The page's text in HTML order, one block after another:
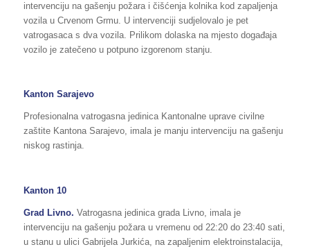
intervenciju na gašenju požara i čišćenja kolnika kod zapaljenja
vozila u Crvenom Grmu. U intervenciji sudjelovalo je pet
vatrogasaca s dva vozila. Prilikom dolaska na mjesto događaja
vozilo je zatečeno u potpuno izgorenom stanju.
Kanton Sarajevo
Profesionalna vatrogasna jedinica Kantonalne uprave civilne
zaštite Kantona Sarajevo, imala je manju intervenciju na gašenju
niskog rastinja.
Kanton 10
Grad Livno. Vatrogasna jedinica grada Livno, imala je
intervenciju na gašenju požara u vremenu od 22:20 do 23:40 sati,
u stanu u ulici Gabrijela Jurkića, na zapaljenim elektroinstalacija,